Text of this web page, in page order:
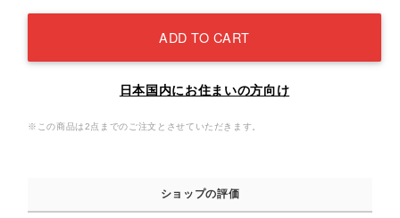
ADD TO CART
日本国内にお住まいの方向け
※この商品は2点までのご注文とさせていただきます。
ショップの評価